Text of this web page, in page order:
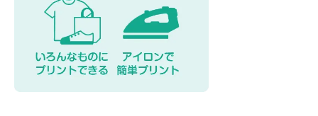
カスタマイズ
モーテルキーホルダー
硬質ケース